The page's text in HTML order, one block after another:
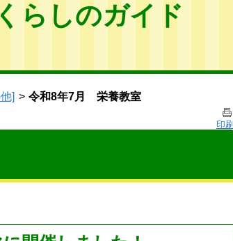
くらしのガイド
] 令和8年7月 栄養教室
印刷